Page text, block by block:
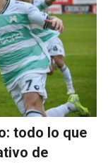
todo lo que
de